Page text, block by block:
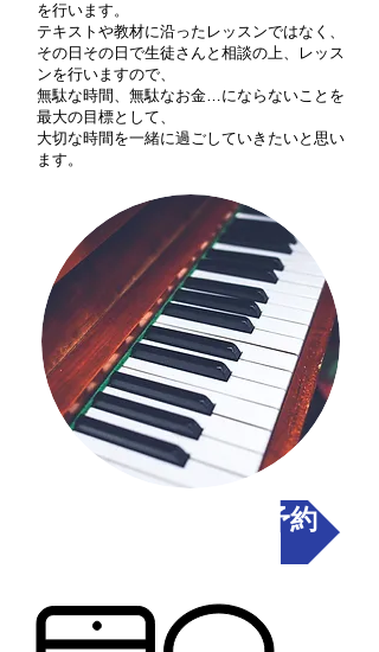
を行います。
テキストや教材に沿ったレッスンではなく、
その日その日で生徒さんと相談の上、レッス
ンを行いますので、
無駄な時間、無駄なお金…にならないことを
最大の目標として、
大切な時間を一緒に過ごしていきたいと思い
ます。
料金＆レッスン予約